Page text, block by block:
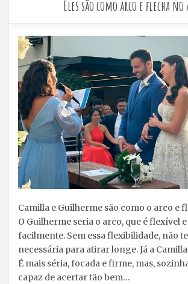
Eles são como arco e flecha no
Camilla e Guilherme são como o arco e
O Guilherme seria o arco, que é flexível
facilmente. Sem essa flexibilidade, não
necessária para atirar longe. Já a
É mais séria, focada e firme, mas,
capaz de acertar tão bem…